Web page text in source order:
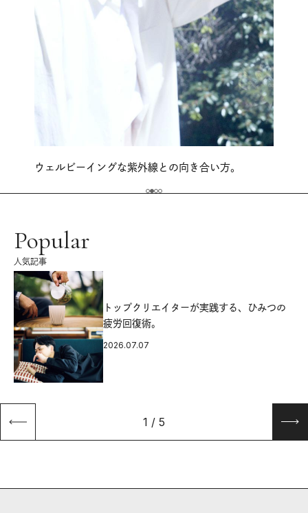
ウェルビーイングな紫外線との向き合い方。
Popular
人気記事
トップクリエイターが実践する、ひみつの
疲労回復術。
2026.07.07
1 / 5